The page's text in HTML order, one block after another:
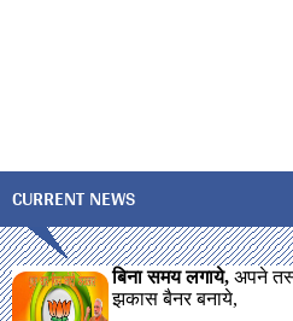
CURRENT NEWS